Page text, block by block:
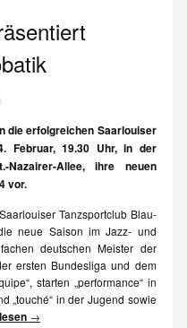
die erfolgreichen Saarlouiser
Februar, 19.30 Uhr, in der
Nazairer-Allee, ihre neuen
vor.
Tanzsportclub Blau-
neue Saison im Jazz- und
deutschen Meister der
ersten Bundesliga und dem
starten „performance“ in
„touché“ in der Jugend sowie
→